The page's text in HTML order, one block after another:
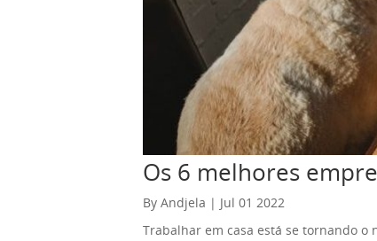
Os 6 melhores
By Andjela | Jul 01 2022
Trabalhar em casa está se tornando